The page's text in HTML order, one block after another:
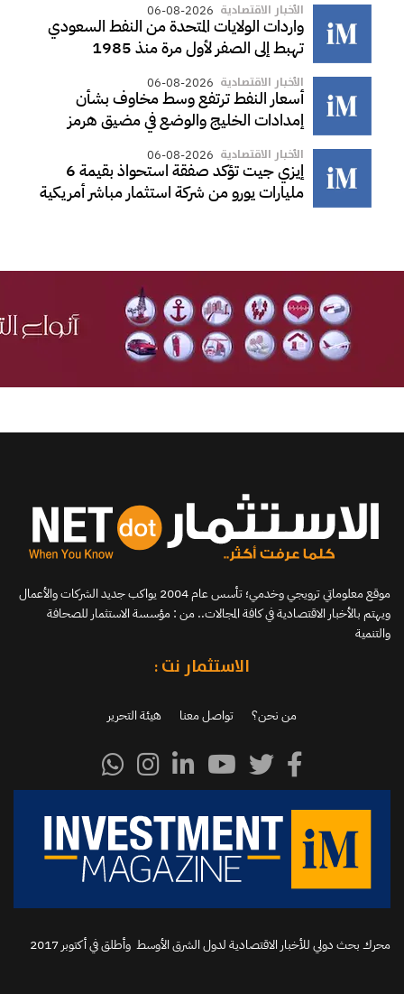
الأخبار الاقتصادية 06-08-2026
واردات الولايات المتحدة من النفط السعودي
تهبط إلى الصفر لأول مرة منذ 1985
الأخبار الاقتصادية 06-08-2026
أسعار النفط ترتفع وسط مخاوف بشأن
إمدادات الخليج والوضع في مضيق هرمز
الأخبار الاقتصادية 06-08-2026
إيزي جيت تؤكد صفقة استحواذ بقيمة 6
مليارات يورو من شركة استثمار مباشر أمريكية
موقع معلوماتي ترويجي وخدمي؛ تأسس عام 2004 يواكب جديد الشركات والأعمال
ويهتم بالأخبار الاقتصادية في كافة المجالات.. من : مؤسسة الاستثمار للصحافة
والتنمية
الاستثمار نت :
من نحن؟ تواصل معنا هيئة التحرير
محرك بحث دولي للأخبار الاقتصادية لدول الشرق الأوسط وأطلق في أكتوبر 2017‬